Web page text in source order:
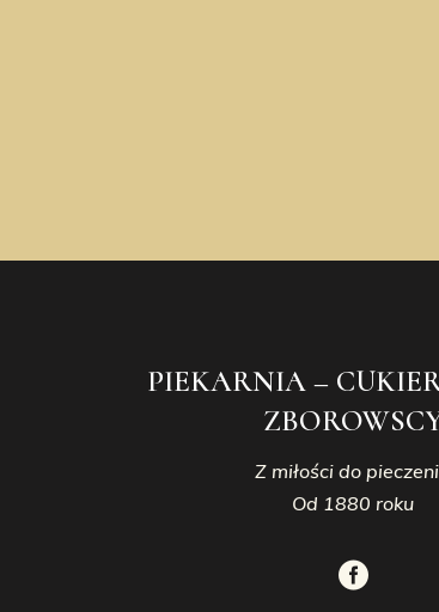
PIEKARNIA –
Z miłości do
Od 1880 roku